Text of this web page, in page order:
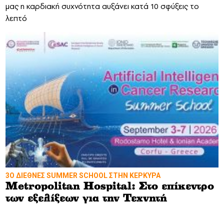
μας η καρδιακή συχνότητα αυξάνει κατά 10 σφύξεις το
λεπτό
3Ο ΔΙΕΘΝΕΣ SUMMER SCHOOL ΣΤΗΝ ΚΕΡΚΥΡΑ
Metropolitan Hospital: Στο επίκεντρο
των εξελίξεων για την Τεχνητή